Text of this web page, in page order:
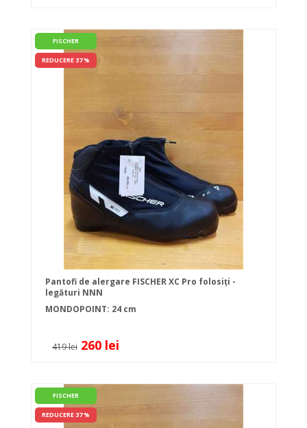
FISCHER
REDUCERE 37 %
Pantofi de alergare FISCHER XC Pro folosiți -
legături NNN
MONDOPOINT: 24 cm
419 lei 260 lei
FISCHER
REDUCERE 37 %